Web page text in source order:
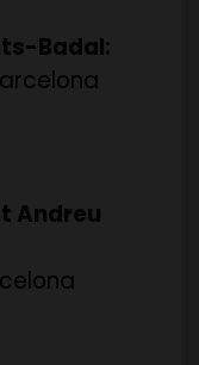
Badal:
Andreu